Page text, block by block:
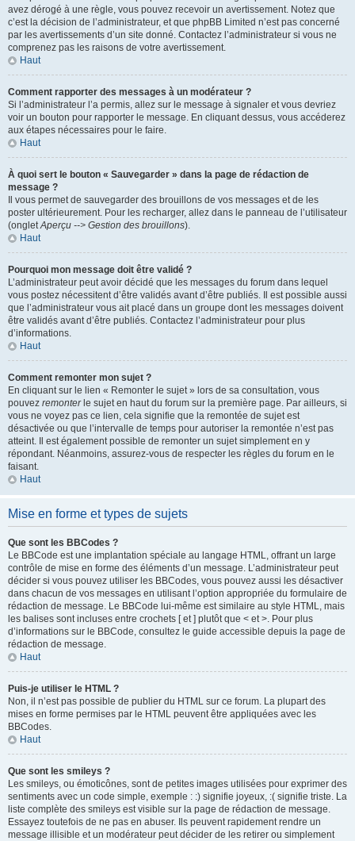
avez dérogé à une règle, vous pouvez recevoir un avertissement. Notez que
c’est la décision de l’administrateur, et que phpBB Limited n’est pas concerné
par les avertissements d’un site donné. Contactez l’administrateur si vous ne
comprenez pas les raisons de votre avertissement.
Haut
Comment rapporter des messages à un modérateur ?
Si l’administrateur l’a permis, allez sur le message à signaler et vous devriez
voir un bouton pour rapporter le message. En cliquant dessus, vous accéderez
aux étapes nécessaires pour le faire.
Haut
À quoi sert le bouton « Sauvegarder » dans la page de rédaction de
message ?
Il vous permet de sauvegarder des brouillons de vos messages et de les
poster ultérieurement. Pour les recharger, allez dans le panneau de l’utilisateur
(ongletAperçu --> Gestion des brouillons).
Haut
Pourquoi mon message doit être validé ?
L’administrateur peut avoir décidé que les messages du forum dans lequel
vous postez nécessitent d’être validés avant d’être publiés. Il est possible aussi
que l’administrateur vous ait placé dans un groupe dont les messages doivent
être validés avant d’être publiés. Contactez l’administrateur pour plus
d’informations.
Haut
Comment remonter mon sujet ?
En cliquant sur le lien « Remonter le sujet » lors de sa consultation, vous
pouvez remonterle sujet en haut du forum sur la première page. Par ailleurs, si
vous ne voyez pas ce lien, cela signifie que la remontée de sujet est
désactivée ou que l’intervalle de temps pour autoriser la remontée n’est pas
atteint. Il est également possible de remonter un sujet simplement en y
répondant. Néanmoins, assurez-vous de respecter les règles du forum en le
faisant.
Haut
Mise en forme et types de sujets
Que sont les BBCodes ?
Le BBCode est une implantation spéciale au langage HTML, offrant un large
contrôle de mise en forme des éléments d’un message. L’administrateur peut
décider si vous pouvez utiliser les BBCodes, vous pouvez aussi les désactiver
dans chacun de vos messages en utilisant l’option appropriée du formulaire de
rédaction de message. Le BBCode lui-même est similaire au style HTML, mais
les balises sont incluses entre crochets [ et ] plutôt que < et >. Pour plus
d’informations sur le BBCode, consultez le guide accessible depuis la page de
rédaction de message.
Haut
Puis-je utiliser le HTML ?
Non, il n’est pas possible de publier du HTML sur ce forum. La plupart des
mises en forme permises par le HTML peuvent être appliquées avec les
BBCodes.
Haut
Que sont les smileys ?
Les smileys, ou émoticônes, sont de petites images utilisées pour exprimer des
sentiments avec un code simple, exemple : :) signifie joyeux, :( signifie triste. La
liste complète des smileys est visible sur la page de rédaction de message.
Essayez toutefois de ne pas en abuser. Ils peuvent rapidement rendre un
message illisible et un modérateur peut décider de les retirer ou simplement